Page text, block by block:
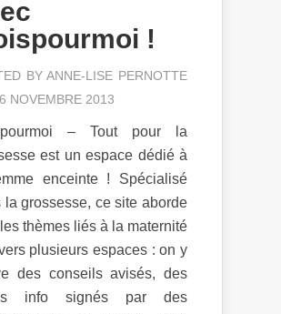
!
BYANNE-LISE PERNOTTE
NOVEMBRE 2013
– Tout pour la
est un espace dédié à
enceinte ! Spécialisé
la grossesse, ce site aborde
thèmes liés à la maternité
plusieurs espaces : on y
des conseils avisés, des
info signés par des